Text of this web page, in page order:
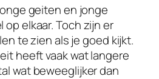
geiten en jonge
elkaar. Toch zijn er
te zien als je goed kijkt.
heeft vaak wat langere
wat beweeglijker dan